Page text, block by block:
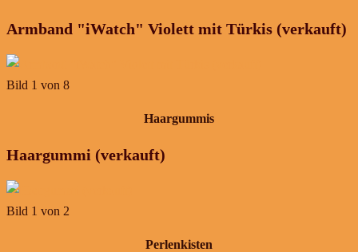
Armband "iWatch" Violett mit Türkis (verkauft)
Bild 1 von 8
Haargummis
Haargummi (verkauft)
Bild 1 von 2
Perlenkisten